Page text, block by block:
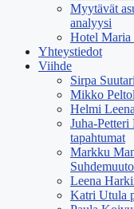
Myytävät
analyysi
Hotel Maria
Yhteystiedot
Viihde
Sirpa
Mikko
Helmi
Juha-
tapahtumat
Markku
Leena
Katri Utula